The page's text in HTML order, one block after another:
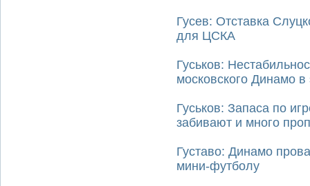
Гусев: Отставка
для ЦСКА
Гуськов:
московского Динамо в
Гуськов: Запаса по
забивают и много
Густаво: Динамо
мини-футболу